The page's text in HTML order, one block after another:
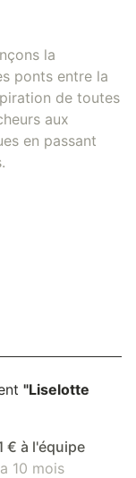
la
ponts entre la
de toutes
aux
en passant
"Liselotte
€ à l'équipe
10 mois